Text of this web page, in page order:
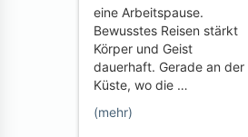
eine Arbeitspause.
Bewusstes Reisen stärkt
Körper und Geist
dauerhaft. Gerade an der
Küste, wo die …
(mehr)